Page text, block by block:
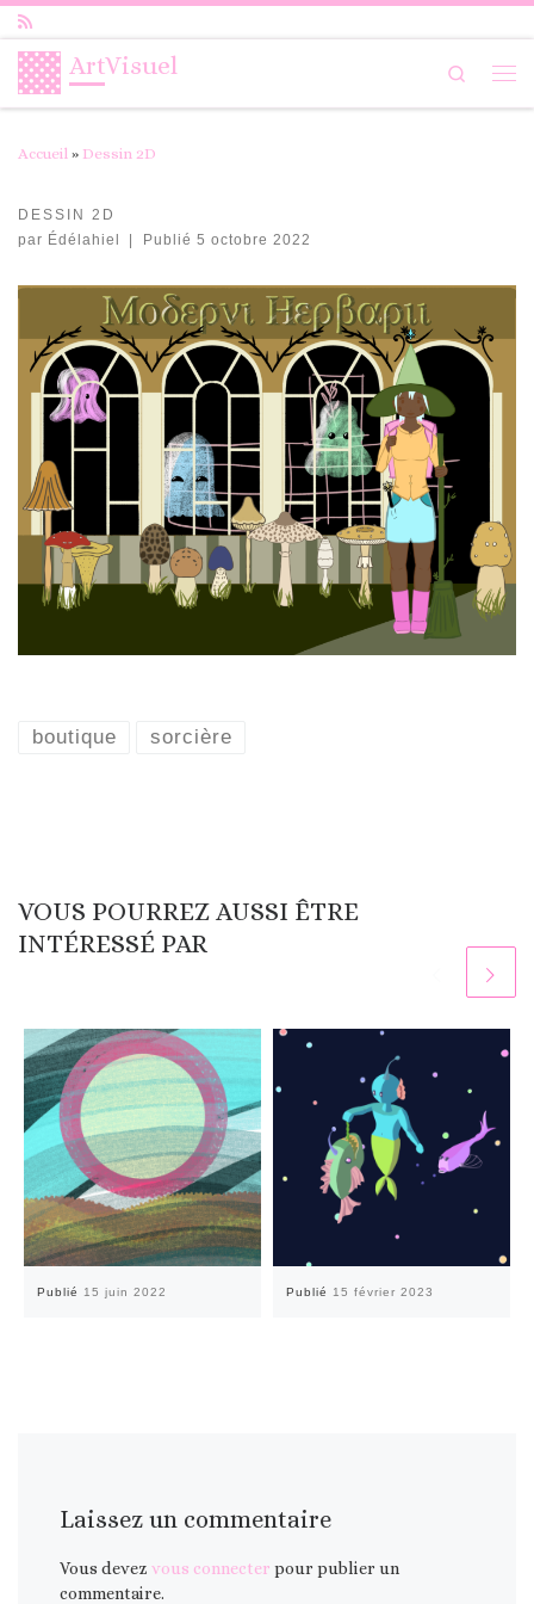
ArtVisuel
Search
Accueil » Dessin 2D
DESSIN 2D
par Édélahiel | Publié 5 octobre 2022
boutique sorcière
VOUS POURREZ AUSSI ÊTRE
INTÉRESSÉ PAR
Publié 15 juin 2022 Publié 15 février 2023
Laissez un commentaire
Vous devezvous connecter pour publier un
commentaire.